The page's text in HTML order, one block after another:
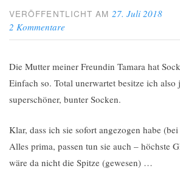
VERÖFFENTLICHT AM27. Juli 2018
2 Kommentare
Die Mutter meiner Freundin Tamara hat
Einfach so. Total unerwartet besitze ich also
superschöner, bunter Socken.
Klar, dass ich sie sofort angezogen habe
Alles prima, passen tun sie auch – höchste
wäre da nicht die Spitze (gewesen) …